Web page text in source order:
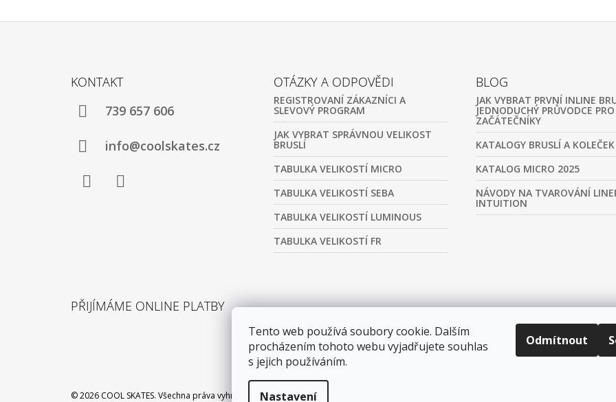
Tento web používá soubory cookie. Dalším
procházením tohoto webu vyjadřujete souhlas
s jejich používáním.
Nastavení
Odmítnout
KONTAKT
739 657 606
info@coolskates.cz
OTÁZKY A ODPOVĚDI
REGISTROVANÍ ZÁKAZNÍCI A
SLEVOVÝ PROGRAM
JAK VYBRAT SPRÁVNOU VELIKOST
BRUSLÍ
TABULKA VELIKOSTÍ MICRO
TABULKA VELIKOSTÍ SEBA
TABULKA VELIKOSTÍ LUMINOUS
TABULKA VELIKOSTÍ FR
BLOG
JAK VYBRAT PRVNÍ INLINE
JEDNODUCHÝ PRŮVODCE PRO
ZAČÁTEČNÍKY
KATALOGY BRUSLÍ A KOLEČEK
KATALOG MICRO 2025
NÁVODY NA TVAROVÁNÍ
INTUITION
PŘIJÍMÁME ONLINE PLATBY
© 2026 COOL SKATES. Všechna práva vyhrazena.Upravit nastavení cookies